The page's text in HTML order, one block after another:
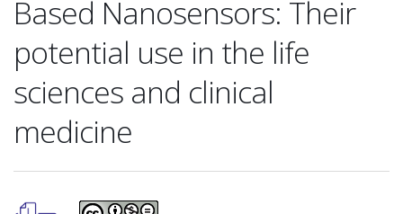
Based Nanosensors: Their
potential use in the life
sciences and clinical
medicine